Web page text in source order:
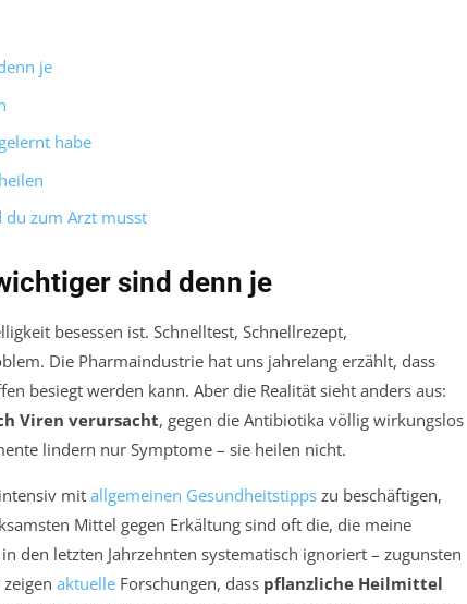
je
habe
zum Arzt musst
sind denn je
besessen ist. Schnelltest, Schnellrezept,
Die Pharmaindustrie hat uns jahrelang erzählt, dass
besiegt werden kann. Aber die Realität sieht anders aus:
Viren verursacht, gegen die Antibiotika völlig wirkungslos
lindern nur Symptome – sie heilen nicht.
mit allgemeinen Gesundheitstipps zu beschäftigen,
Mittel gegen Erkältung sind oft die, die meine
den letzten Jahrzehnten systematisch ignoriert – zugunsten
aktuelle Forschungen, dass pflanzliche Heilmittel